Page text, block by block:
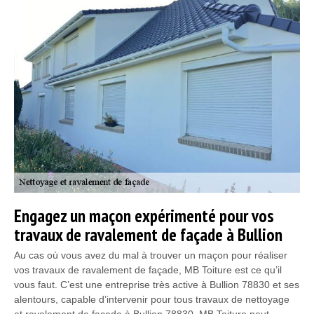
Engagez un maçon expérimenté pour vos
travaux de ravalement de façade à Bullion
Au cas où vous avez du mal à trouver un maçon pour réaliser
vos travaux de ravalement de façade, MB Toiture est ce qu’il
vous faut. C’est une entreprise très active à Bullion 78830 et ses
alentours, capable d’intervenir pour tous travaux de nettoyage